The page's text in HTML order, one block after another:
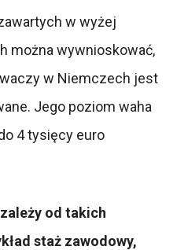
w wyżej
można wywnioskować,
w Niemczech jest
Jego poziom waha
4 tysięcy euro
od takich
staż zawodowy,